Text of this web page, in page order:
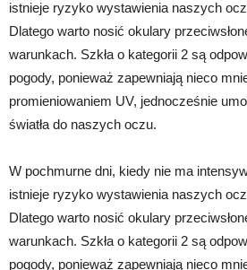
istnieje ryzyko wystawienia naszych
Dlatego warto nosić okulary
warunkach. Szkła o kategorii 2 są
pogody, ponieważ zapewniają nieco
promieniowaniem UV, jednocześnie
światła do naszych oczu.
W pochmurne dni, kiedy nie ma
istnieje ryzyko wystawienia naszych
Dlatego warto nosić okulary
warunkach. Szkła o kategorii 2 są
pogody, ponieważ zapewniają nieco